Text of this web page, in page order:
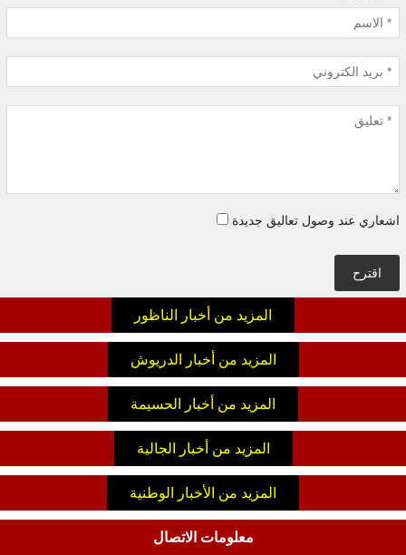
اشعاري عند وصول تعاليق جديدة
اقترح
المزيد من أخبار الناظور
المزيد من أخبار الدريوش
المزيد من أخبار الحسيمة
المزيد من أخبار الجالية
المزيد من الأخبار الوطنية
معلومات الاتصال